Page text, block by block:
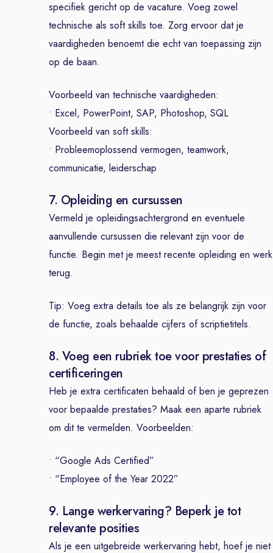
specifiek gericht op de vacature. Voeg zowel
technische als soft skills toe. Zorg ervoor dat je
vaardigheden benoemt die echt van toepassing zijn
op de baan.
Voorbeeld van technische vaardigheden:
• Excel, PowerPoint, SAP, Photoshop, SQL
Voorbeeld van soft skills:
• Probleemoplossend vermogen, teamwork,
communicatie, leiderschap
7. Opleiding en cursussen
Vermeld je opleidingsachtergrond en eventuele
aanvullende cursussen die relevant zijn voor de
functie. Begin met je meest recente opleiding en werk
terug.
Tip: Voeg extra details toe als ze belangrijk zijn voor
de functie, zoals behaalde cijfers of scriptietitels.
8. Voeg een rubriek toe voor prestaties of
certificeringen
Heb je extra certificaten behaald of ben je geprezen
voor bepaalde prestaties? Maak een aparte rubriek
om dit te vermelden. Voorbeelden:
• “Google Ads Certified”
• “Employee of the Year 2022”
9. Lange werkervaring? Beperk je tot
relevante posities
Als je een uitgebreide werkervaring hebt, hoef je niet